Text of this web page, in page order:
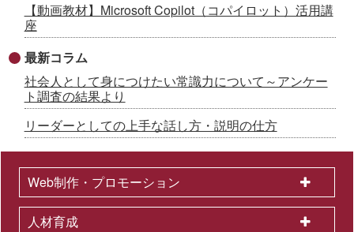
【動画教材】Microsoft Copilot（コパイロット）活用講
座
最新コラム
社会人として身につけたい常識力について～アンケー
ト調査の結果より
リーダーとしての上手な話し方・説明の仕方
Web制作・プロモーション
人材育成